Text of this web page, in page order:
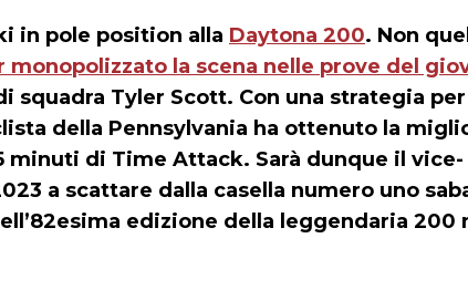
in pole position alla Daytona 200. Non
monopolizzato la scena nelle prove del
squadra Tyler Scott. Con una strategia
della Pennsylvania ha ottenuto la
minuti di Time Attack. Sarà dunque il vice-
a scattare dalla casella numero uno
edizione della leggendaria 200